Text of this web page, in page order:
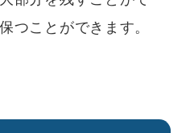
つことができます。